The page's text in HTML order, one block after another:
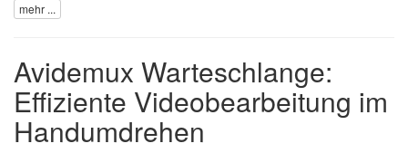
mehr ...
Avidemux Warteschlange:
Effiziente Videobearbeitung im
Handumdrehen